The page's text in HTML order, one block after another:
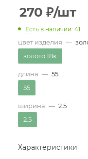
270 ₽/шт
Есть в наличии: 41
цвет изделия —
золото 18к
длина — 55
55
ширина — 2.5
2.5
Характеристики